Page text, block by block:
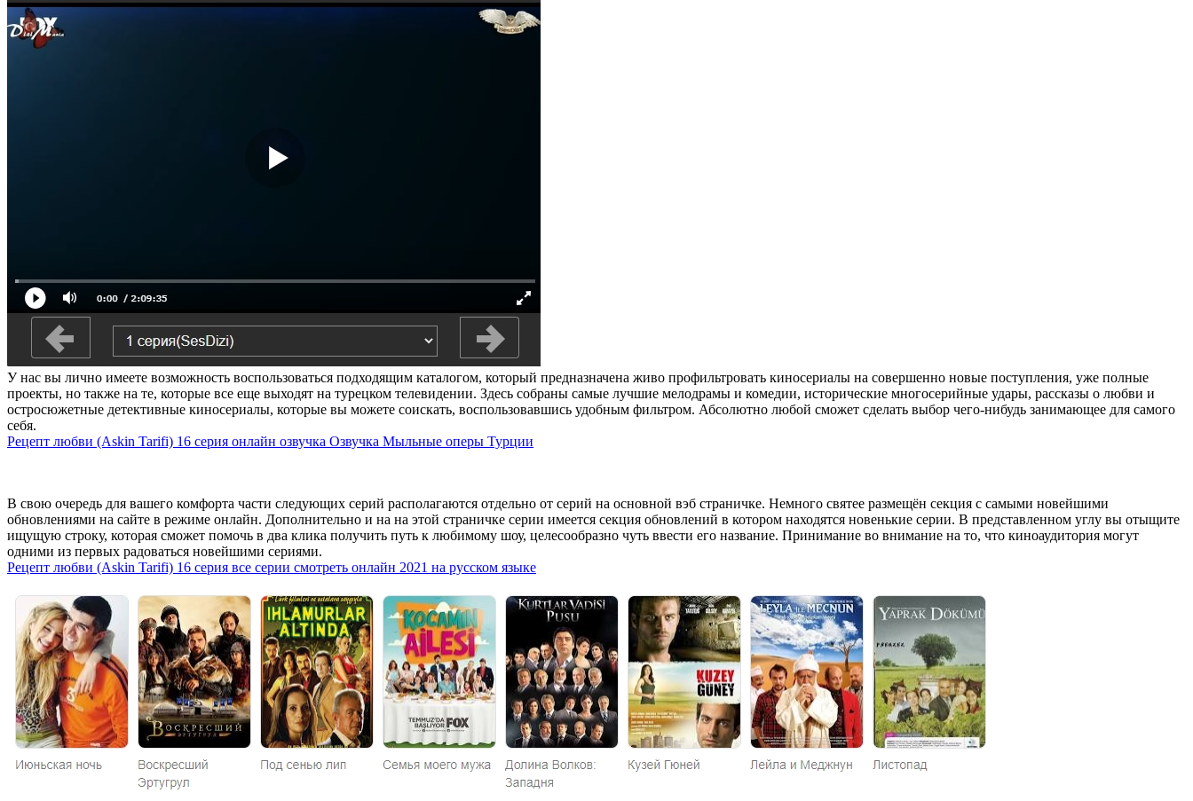
У нас вы лично имеете возможность воспользоваться подходящим каталогом, который предназначена живо профильтровать киносериалы на совершенно новые поступления, уже полные
проекты, но также на те, которые все еще выходят на турецком телевидении. Здесь собраны самые лучшие мелодрамы и комедии, исторические многосерийные удары, рассказы о любви и
остросюжетные детективные киносериалы, которые вы можете соискать, воспользовавшись удобным фильтром. Абсолютно любой сможет сделать выбор чего-нибудь занимающее для самого
себя.
Рецепт любви (Askin Tarifi) 16 серия онлайн озвучка Озвучка Мыльные оперы Турции
В свою очередь для вашего комфорта части следующих серий располагаются отдельно от серий на основной вэб страничке. Немного святее размещён секция с самыми новейшими
обновлениями на сайте в режиме онлайн. Дополнительно и на на этой страничке серии имеется секция обновлений в котором находятся новенькие серии. В представленном углу вы отыщите
ищущую строку, которая сможет помочь в два клика получить путь к любимому шоу, целесообразно чуть ввести его название. Принимание во внимание на то, что киноаудитория могут
одними из первых радоваться новейшими сериями.
Рецепт любви (Askin Tarifi) 16 серия все серии смотреть онлайн 2021 на русском языке